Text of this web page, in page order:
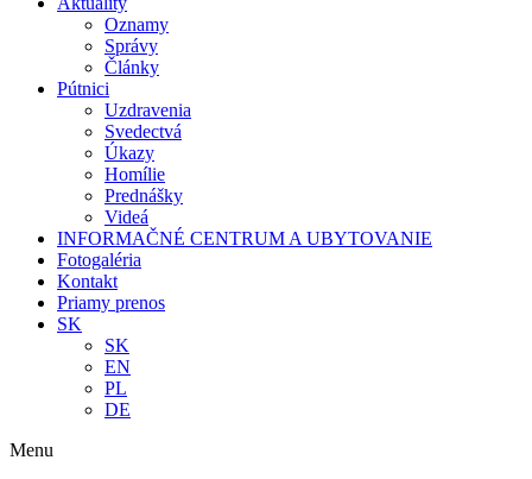
Oznamy
Správy
Články
Pútnici
Uzdravenia
Svedectvá
Úkazy
Homílie
Prednášky
Videá
INFORMAČNÉ CENTRUM A UBYTOVANIE
Fotogaléria
Kontakt
Priamy prenos
SK
SK
EN
PL
DE
Menu